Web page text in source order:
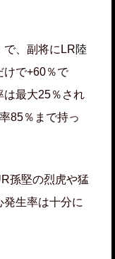
、副将にLR陸
けで+60％で
は最大25％され
85％まで持っ
孫堅の烈虎や猛
生率は十分に